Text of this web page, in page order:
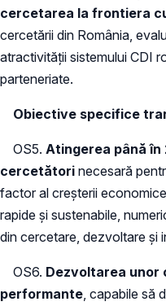
cercetarea la frontiera
cercetării din România,
atractivităţii sistemului CDI
parteneriate.
Obiective specifice
OS5. Atingerea până
cercetători necesară
factor al creşterii
rapide şi sustenabile,
din cercetare, dezvoltare şi
OS6. Dezvoltarea unor
performante , capabile să